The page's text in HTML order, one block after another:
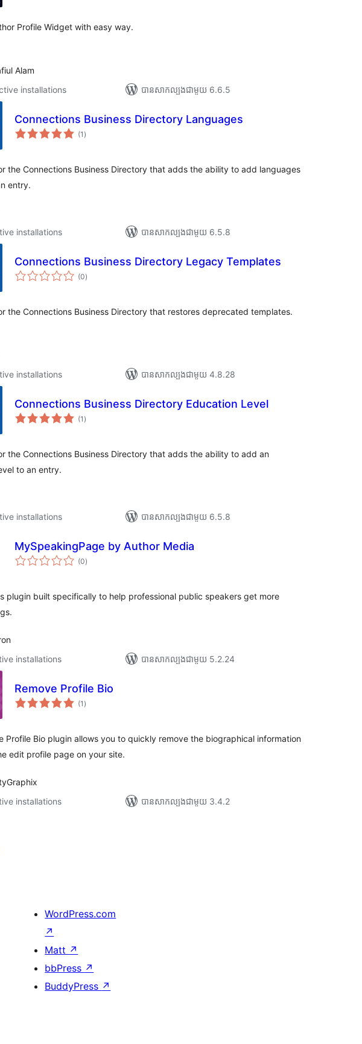
Profile Widget with easy way.
Alam
installations
បាន​សាកល្បង​ជាមួយ 6.6.5
Connections Business Directory Languages
(1 ការ
វាយ
)
the Connections Business Directory that adds the ability to add languages
entry.
installations
បាន​សាកល្បង​ជាមួយ 6.5.8
Connections Business Directory Legacy Templates
(0ការ
វាយ
)
the Connections Business Directory that restores deprecated templates.
installations
បាន​សាកល្បង​ជាមួយ 4.8.28
Connections Business Directory Education Level
(1 ការ
វាយ
)
the Connections Business Directory that adds the ability to add an
to an entry.
installations
បាន​សាកល្បង​ជាមួយ 6.5.8
MySpeakingPage by Author Media
(0ការ
វាយ
)
plugin built specifically to help professional public speakers get more
installations
បាន​សាកល្បង​ជាមួយ 5.2.24
Remove Profile Bio
(1 ការ
វាយ
)
Profile Bio plugin allows you to quickly remove the biographical information
edit profile page on your site.
installations
បាន​សាកល្បង​ជាមួយ 3.4.2
WordPress.com
↗
Matt ↗
bbPress ↗
BuddyPress ↗